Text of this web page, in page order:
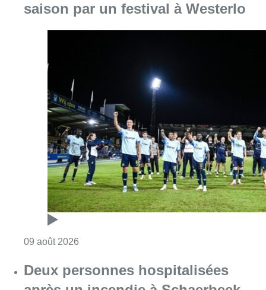
saison par un festival à Westerlo
09 août 2026
Deux personnes hospitalisées